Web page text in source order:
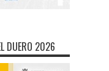
DUERO 2026